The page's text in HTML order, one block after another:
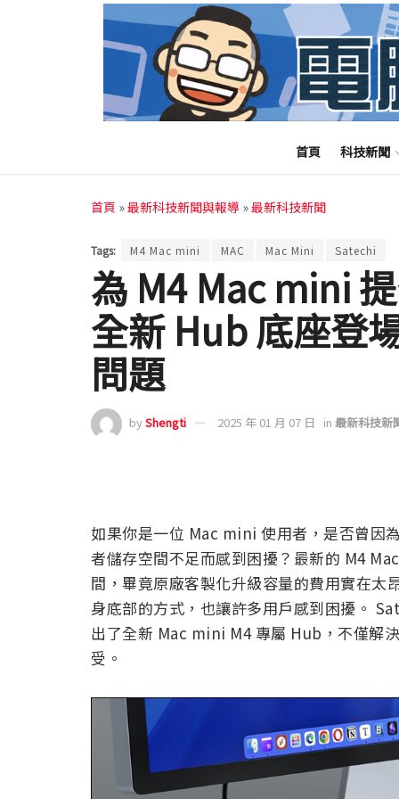
首頁 科技新聞
首頁 »最新科技新聞與報導 »最新科技新聞
Tags: M4 Mac mini MAC Mac Mini Satechi
為 M4 Mac mini
全新 Hub 底座登
問題
byShengti 2025 年 01 月 07 日 in 最新科技新
如果你是一位 Mac mini 使用者，是否曾因
者儲存空間不足而感到困擾？最新的 M4
間，畢竟原廠客製化升級容量的費用實在
身底部的方式，也讓許多用戶感到困擾。
出了全新 Mac mini M4 專屬 Hub，不僅解
受。